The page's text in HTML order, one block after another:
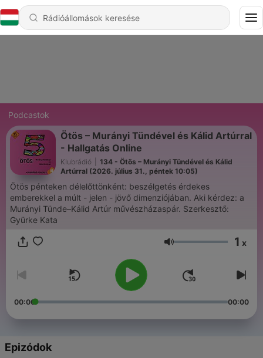
Podcastok
Ötös – Murányi Tündével és Kálid Artúrral
- Hallgatás Online
Klubrádió
134 - Ötös – Murányi Tündével és Kálid
Artúrral (2026. július 31., péntek 10:05)
Ötös pénteken délelőttönként: beszélgetés érdekes
emberekkel a múlt - jelen - jövő dimenziójában. Aki kérdez: a
Murányi Tünde–Kálid Artúr művészházaspár. Szerkesztő:
Gyürke Kata
Hangerő 1 x
00:00 00:00
Epizódok